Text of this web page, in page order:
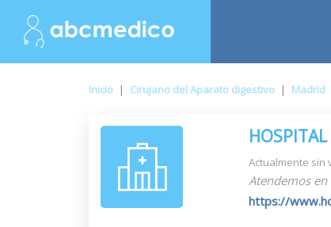
Inicio | Cirujano del Aparato digestivo | Madrid
Actualmente sin
Atendemos en
https://